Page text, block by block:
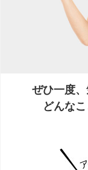
ぜひ一度、
どんな